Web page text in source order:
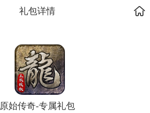
礼包详情
原始传奇-专属礼包